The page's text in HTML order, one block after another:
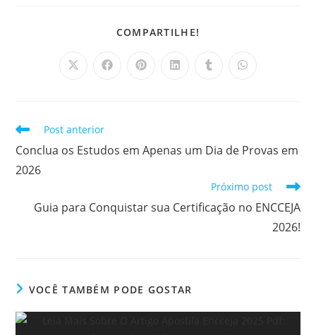
COMPARTILHE!
Abre
Abre Abre Abre Abre Abre
Leia
artigos
Post anterior
Conclua os Estudos em Apenas um Dia de Provas em
2026
Próximo post
Guia para Conquistar sua Certificação no ENCCEJA
2026!
VOCÊ TAMBÉM PODE GOSTAR